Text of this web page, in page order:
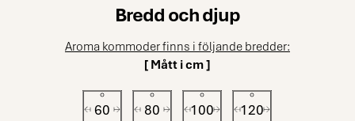
Bredd och djup
Aroma kommoder finns i följande bredder:
[ Mått i cm ]
60 80 100 120